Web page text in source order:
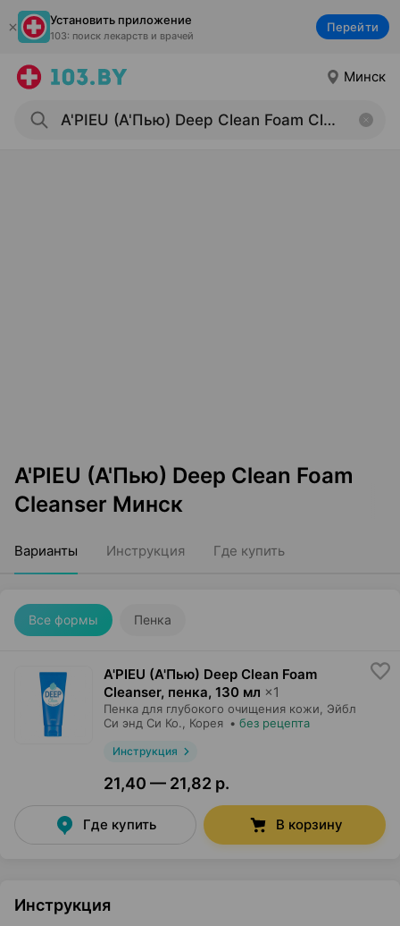
Установить приложение
103: поиск лекарств и врачей
Перейти
Минск
A'PIEU (А'Пью) Deep Clean Foam
Cleanser Минск
Варианты Инструкция Где купить
Все формы Пенка
A'PIEU (А'Пью) Deep Clean Foam
Cleanser, пенка, 130 мл ×1
Пенка для глубокого очищения кожи,
Эйбл
Си энд Си Ко.
, Корея • без рецепта
Инструкция
21,40 — 21,82 р.
Где купить В корзину
Инструкция